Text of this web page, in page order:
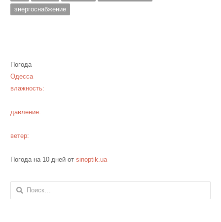
энергоснабжение
Погода
Одесса
влажность:
давление:
ветер:
Погода на 10 дней от sinoptik.ua
Найти: